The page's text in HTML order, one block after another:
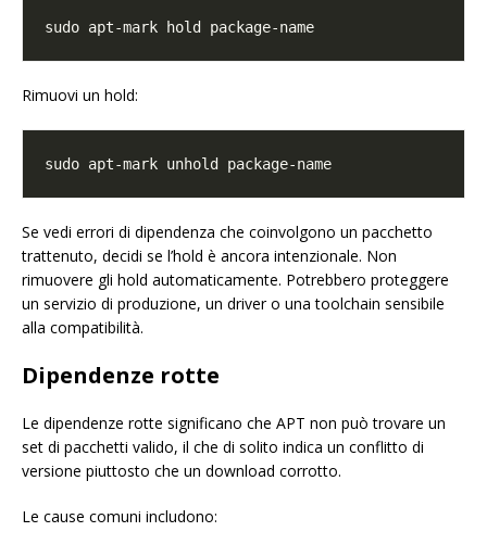
Rimuovi un hold:
Se vedi errori di dipendenza che coinvolgono un pacchetto
trattenuto, decidi se l’hold è ancora intenzionale. Non
rimuovere gli hold automaticamente. Potrebbero proteggere
un servizio di produzione, un driver o una toolchain sensibile
alla compatibilità.
Dipendenze rotte
Le dipendenze rotte significano che APT non può trovare un
set di pacchetti valido, il che di solito indica un conflitto di
versione piuttosto che un download corrotto.
Le cause comuni includono: